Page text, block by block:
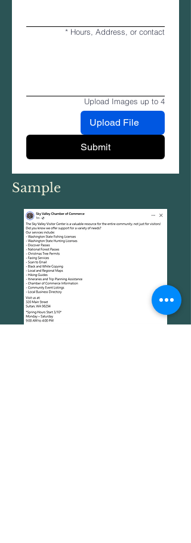
Hours, Address, or contact
*
Upload Images up to 4
Upload File
Submit
Sample